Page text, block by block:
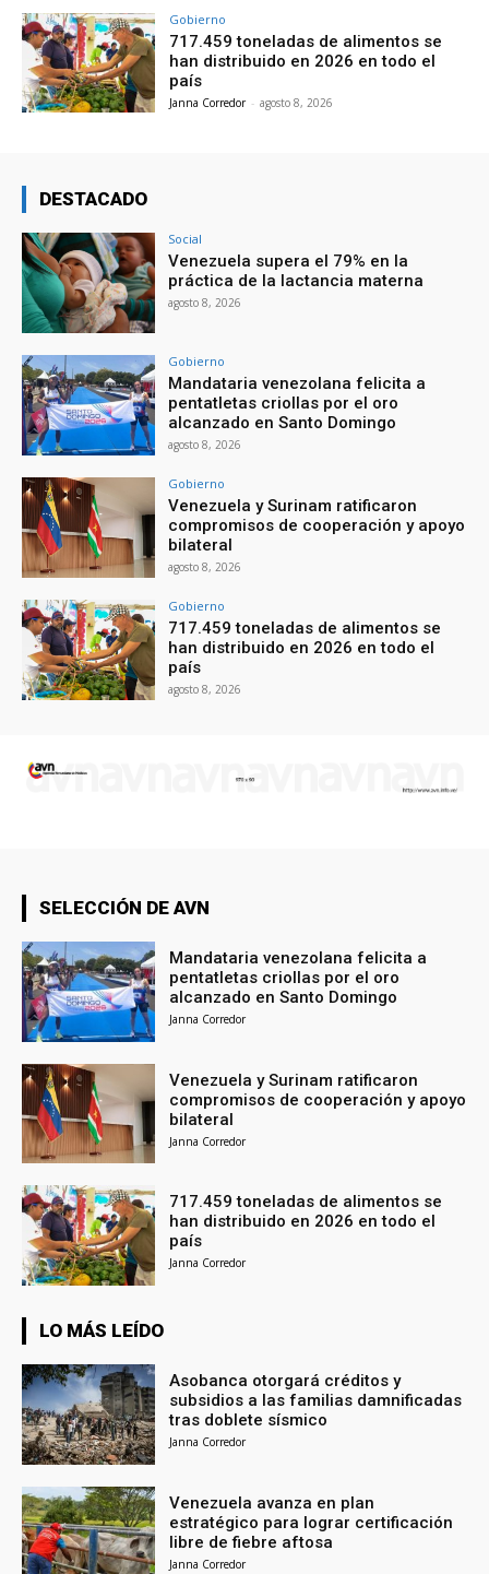
Gobierno
717.459 toneladas de alimentos se
han distribuido en 2026 en todo el
país
Janna Corredor - agosto 8, 2026
DESTACADO
Social
Venezuela supera el 79% en la
práctica de la lactancia materna
agosto 8, 2026
Gobierno
Mandataria venezolana felicita a
pentatletas criollas por el oro
alcanzado en Santo Domingo
agosto 8, 2026
Gobierno
Venezuela y Surinam ratificaron
compromisos de cooperación y apoyo
bilateral
agosto 8, 2026
Gobierno
717.459 toneladas de alimentos se
han distribuido en 2026 en todo el
país
agosto 8, 2026
SELECCIÓN DE AVN
Mandataria venezolana felicita a
pentatletas criollas por el oro
alcanzado en Santo Domingo
Janna Corredor
Venezuela y Surinam ratificaron
compromisos de cooperación y apoyo
bilateral
Janna Corredor
717.459 toneladas de alimentos se
han distribuido en 2026 en todo el
país
Janna Corredor
LO MÁS LEÍDO
Asobanca otorgará créditos y
subsidios a las familias damnificadas
tras doblete sísmico
Janna Corredor
Venezuela avanza en plan
estratégico para lograr certificación
libre de fiebre aftosa
Janna Corredor